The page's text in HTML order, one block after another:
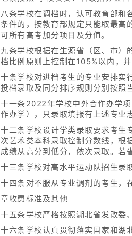
条学校在调档时，认可教育部和
件的，按教育部规定只能取最高
所有高考加分项目及分值。
条学校根据在生源省（区、市）
比例原则上控制在105%以内，
条学校对进档考生的专业安排实
档录取及同分排序规则分别按照
一条2022年学校中外合作办学
办学），只录取填报有上述专业
二条学校设计学类录取要求考生
艺术类本科录取控制分数线，
绩从高分到低分，依次录取。若
三条学校对高水平运动队招生录
四条对不服从专业调剂的考生，
收费标准及其他
五条学校严格按照湖北省发改委
六条学校认真贯彻落实国家和湖